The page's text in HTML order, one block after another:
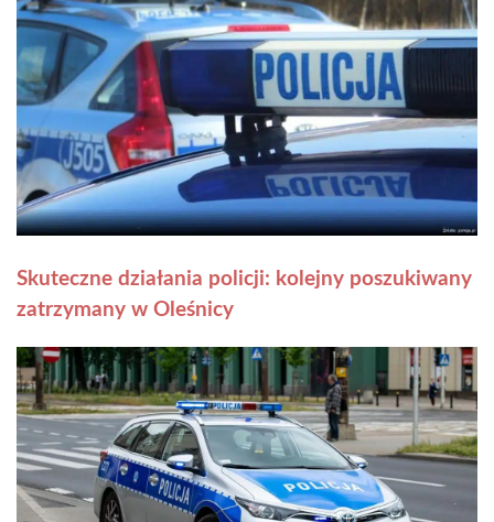
Skuteczne działania policji: kolejny poszukiwany
zatrzymany w Oleśnicy